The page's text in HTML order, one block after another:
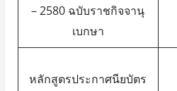
– 2580 ฉบับราชกิจจานุ
เบกษา
หลักสูตรประกาศนียบัตร